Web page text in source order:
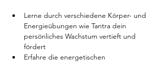
Lerne durch verschiedene Körper- und
Energieübungen wie Tantra dein
persönliches Wachstum vertieft und
fördert
Erfahre die energetischen